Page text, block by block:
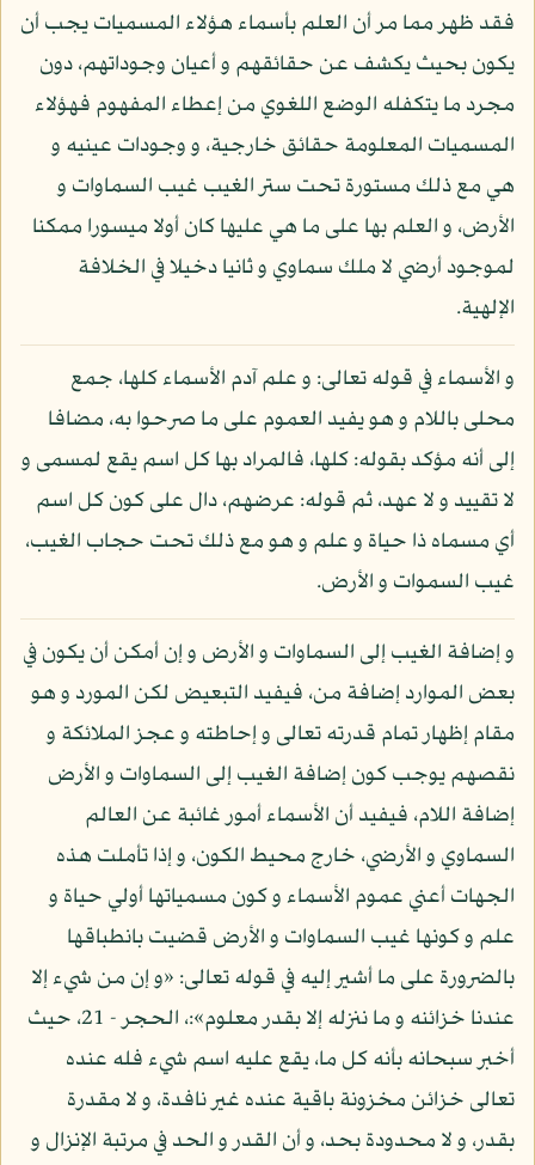
فقد ظهر مما مر أن العلم بأسماء هؤلاء المسميات يجب أن
يكون بحيث يكشف عن حقائقهم و أعيان وجوداتهم، دون
مجرد ما يتكفله الوضع اللغوي من إعطاء المفهوم فهؤلاء
المسميات المعلومة حقائق خارجية، و وجودات عينيه و
هي مع ذلك مستورة تحت ستر الغيب غيب السماوات و
الأرض، و العلم بها على ما هي عليها كان أولا ميسورا ممكنا
لموجود أرضي لا ملك سماوي و ثانيا دخيلا في الخلافة
الإلهية.
و الأسماء في قوله تعالى: و علم آدم الأسماء كلها، جمع
محلى باللام و هو يفيد العموم على ما صرحوا به، مضافا
إلى أنه مؤكد بقوله: كلها، فالمراد بها كل اسم يقع لمسمى و
لا تقييد و لا عهد، ثم قوله: عرضهم، دال على كون كل اسم
أي مسماه ذا حياة و علم و هو مع ذلك تحت حجاب الغيب،
غيب السموات و الأرض.
و إضافة الغيب إلى السماوات و الأرض و إن أمكن أن يكون في
بعض الموارد إضافة من، فيفيد التبعيض لكن المورد و هو
مقام إظهار تمام قدرته تعالى و إحاطته و عجز الملائكة و
نقصهم يوجب كون إضافة الغيب إلى السماوات و الأرض
إضافة اللام، فيفيد أن الأسماء أمور غائبة عن العالم
السماوي و الأرضي، خارج محيط الكون، و إذا تأملت هذه
الجهات أعني عموم الأسماء و كون مسمياتها أولي حياة و
علم و كونها غيب السماوات و الأرض قضيت بانطباقها
بالضرورة على ما أشير إليه في قوله تعالى: «و إن من شيء إلا
عندنا خزائنه و ما ننزله إلا بقدر معلوم»:، الحجر - 21، حيث
أخبر سبحانه بأنه كل ما، يقع عليه اسم شيء فله عنده
تعالى خزائن مخزونة باقية عنده غير نافدة، و لا مقدرة
بقدر، و لا محدودة بحد، و أن القدر و الحد في مرتبة الإنزال و